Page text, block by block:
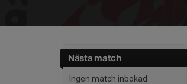
Nästa match
Ingen match inbokad